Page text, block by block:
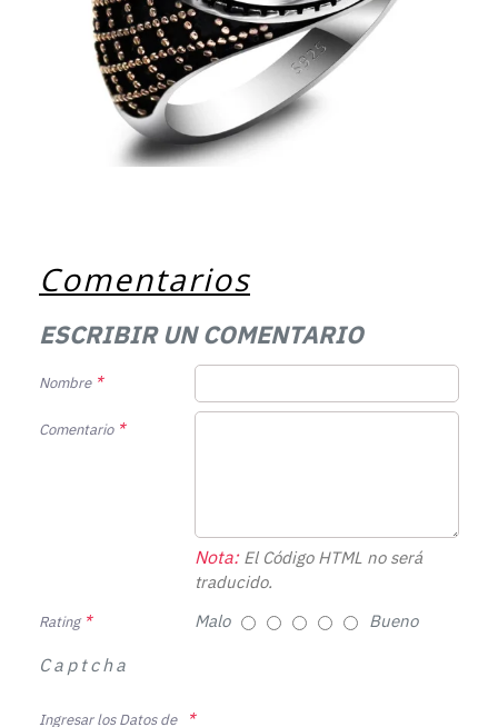
Comentarios
ESCRIBIR UN COMENTARIO
Nombre
Comentario
Nota:El Código HTML no será
traducido.
Rating Malo Bueno
Captcha
Ingresar los Datos de